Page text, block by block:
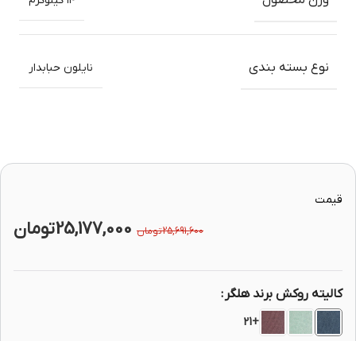
نوع بسته بندی نایلون حبابدار
قیمت
25,691,600تومان 25,177,000تومان
کالیته روکش برند هلگر
+21